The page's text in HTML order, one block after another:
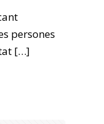
persones
[…]